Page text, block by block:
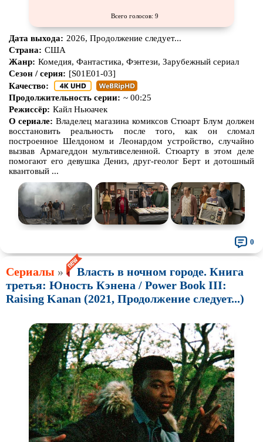
Всего голосов: 9
Дата выхода: 2026, Продолжение следует...
Страна: США
Жанр: Комедия, Фантастика, Фэнтези, Зарубежный сериал
Сезон / серия: [S01E01-03]
Качество:
Продолжительность серии: ~ 00:25
Режиссёр: Кайл Ньюачек
О сериале: Владелец магазина комиксов Стюарт Блум должен
восстановить реальность после того, как он сломал
построенное Шелдоном и Леонардом устройство, случайно
вызвав Армагеддон мультивселенной. Стюарту в этом деле
помогают его девушка Дениз, друг-геолог Берт и дотошный
квантовый ...
0
Сериалы »
Власть в ночном городе. Книга
третья: Юность Кэнена / Power Book III:
Raising Kanan (2021, Продолжение следует...)